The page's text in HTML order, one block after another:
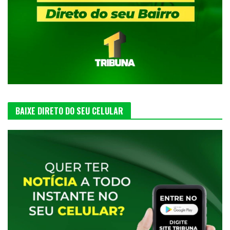
BAIXE DIRETO DO SEU CELULAR